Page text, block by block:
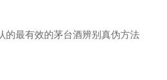
的最有效的茅台酒辨别真伪方法